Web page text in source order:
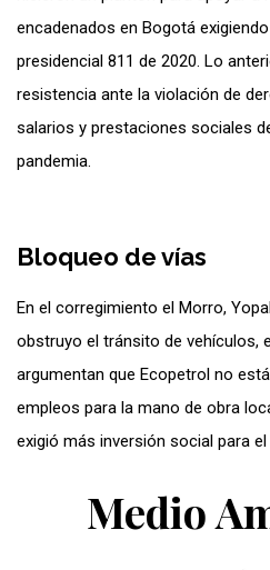
encadenados en Bogotá
presidencial 811 de 2020. Lo
resistencia ante la violación de
salarios y prestaciones sociales
pandemia.
Bloqueo de vías
En el corregimiento el Morro,
obstruyo el tránsito de vehículos,
argumentan que Ecopetrol no
empleos para la mano de obra
exigió más inversión social para
Medio